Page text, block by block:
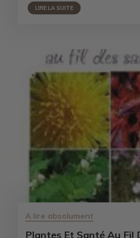
LIRE LA SUITE
A lire absolument
Plantes Et Santé Au Fil